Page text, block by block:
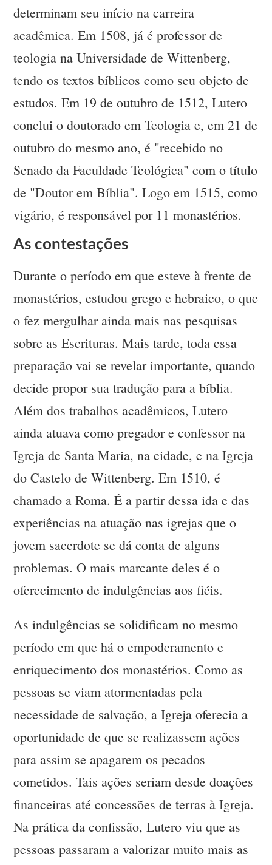
determinam seu início na carreira
acadêmica. Em 1508, já é professor de
teologia na Universidade de Wittenberg,
tendo os textos bíblicos como seu objeto de
estudos. Em 19 de outubro de 1512, Lutero
conclui o doutorado em Teologia e, em 21 de
outubro do mesmo ano, é "recebido no
Senado da Faculdade Teológica" com o título
de "Doutor em Bíblia". Logo em 1515, como
vigário, é responsável por 11 monastérios.
As contestações
Durante o período em que esteve à frente de
monastérios, estudou grego e hebraico, o que
o fez mergulhar ainda mais nas pesquisas
sobre as Escrituras. Mais tarde, toda essa
preparação vai se revelar importante, quando
decide propor sua tradução para a bíblia.
Além dos trabalhos acadêmicos, Lutero
ainda atuava como pregador e confessor na
Igreja de Santa Maria, na cidade, e na Igreja
do Castelo de Wittenberg. Em 1510, é
chamado a Roma. É a partir dessa ida e das
experiências na atuação nas igrejas que o
jovem sacerdote se dá conta de alguns
problemas. O mais marcante deles é o
oferecimento de indulgências aos fiéis.
As indulgências se solidificam no mesmo
período em que há o empoderamento e
enriquecimento dos monastérios. Como as
pessoas se viam atormentadas pela
necessidade de salvação, a Igreja oferecia a
oportunidade de que se realizassem ações
para assim se apagarem os pecados
cometidos. Tais ações seriam desde doações
financeiras até concessões de terras à Igreja.
Na prática da confissão, Lutero viu que as
pessoas passaram a valorizar muito mais as